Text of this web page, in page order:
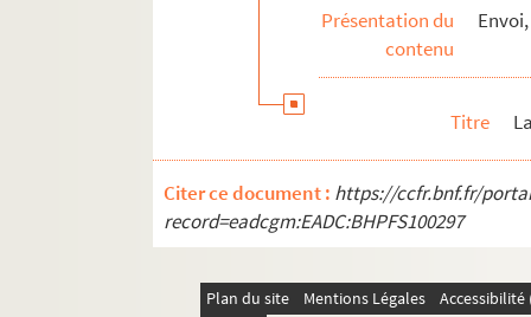
Présentation du
contenu
Titre
Citer ce document : https://ccfr.bnf.fr/
record=eadcgm:EADC:BHPFS100297
Plan du site Mentions Légales